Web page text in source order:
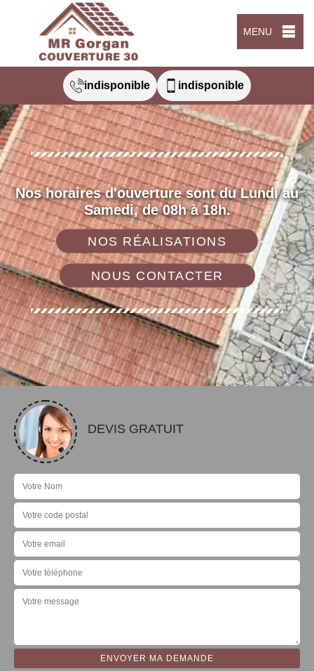
MENU
indisponible indisponible
Nos horaires d'ouverture sont du Lundi au
Samedi, de 08h à 18h.
NOS RÉALISATIONS
NOUS CONTACTER
DEVIS GRATUIT